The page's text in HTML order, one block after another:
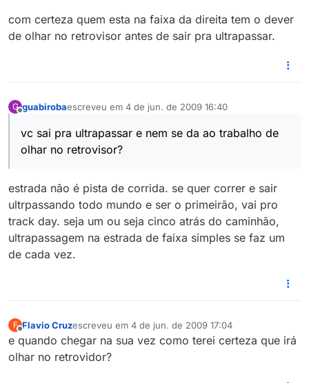
com certeza quem esta na faixa da direita tem o dever
de olhar no retrovisor antes de sair pra ultrapassar.
G guabirobaescreveu em 4 de jun. de 2009 16:40
última edição por
vc sai pra ultrapassar e nem se da ao trabalho de
olhar no retrovisor?
estrada não é pista de corrida. se quer correr e sair
ultrpassando todo mundo e ser o primeirão, vai pro
track day. seja um ou seja cinco atrás do caminhão,
ultrapassagem na estrada de faixa simples se faz um
de cada vez.
F Flavio Cruzescreveu em 4 de jun. de 2009 17:04
última edição por
e quando chegar na sua vez como terei certeza que irá
olhar no retrovidor?